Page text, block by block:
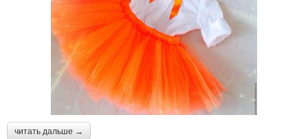
читать дальше →